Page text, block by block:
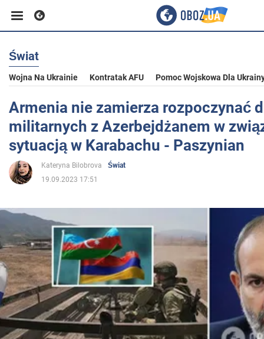
Biznes
Sport
Rozrywka
Życie
Polityka
Społeczeństwo
Wojna na Ukrainie
Świat
Świat
Wojna Na Ukrainie Kontratak AFU Pomoc Wojskowa Dla
Armenia nie zamierza rozpoczynać
militarnych z Azerbejdżanem w
sytuacją w Karabachu - Paszynian
Kateryna Bilobrova
Świat
19.09.2023 17:51